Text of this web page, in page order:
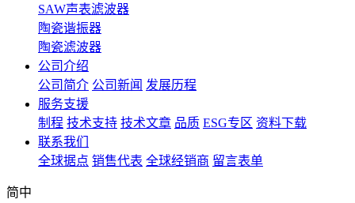
SAW声表滤波器
陶瓷谐振器
陶瓷滤波器
公司介绍
公司简介 公司新闻 发展历程
服务支援
制程 技术支持 技术文章 品质 ESG专区 资料下载
联系我们
全球据点 销售代表 全球经销商 留言表单
简中